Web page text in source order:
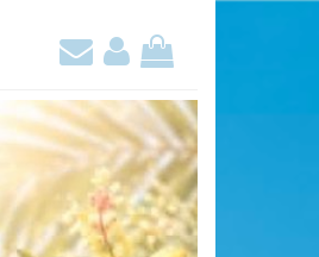
Contact
Mon
compte
Mon
panier